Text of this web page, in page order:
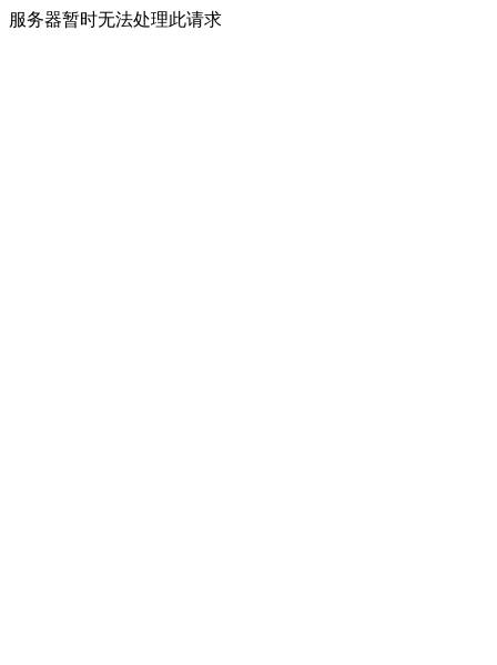
服务器暂时无法处理此请求